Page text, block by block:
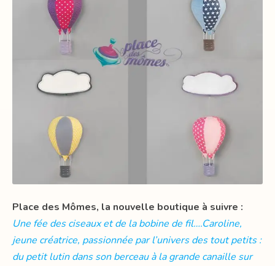
Place des Mômes, la nouvelle boutique à suivre :
Une fée des ciseaux et de la bobine de fil….Caroline,
jeune créatrice, passionnée par l’univers des tout petits :
du petit lutin dans son berceau à la grande canaille sur